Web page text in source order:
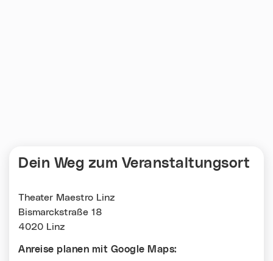
Dein Weg zum Veranstaltungsort
Theater Maestro Linz
Bismarckstraße 18
4020 Linz
Anreise planen mit Google Maps: